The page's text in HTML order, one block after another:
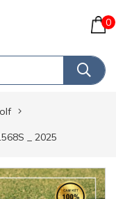
0
_ 2025